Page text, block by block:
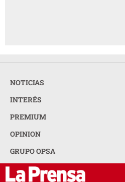
NOTICIAS
INTERÉS
PREMIUM
OPINION
GRUPO OPSA